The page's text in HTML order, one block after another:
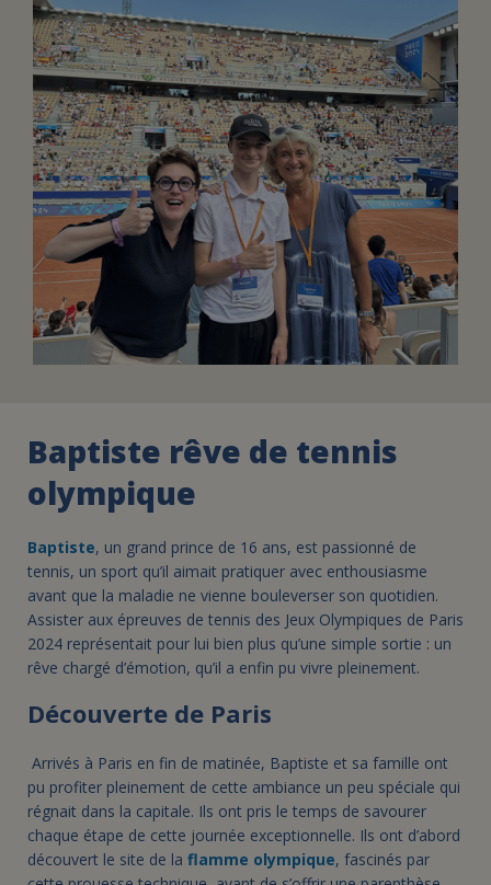
FAIRE UN DON
ASSURANCE VIE/LEGS
ESPACE PRESSE
JE DEVIENS
BÉNÉVOLE
DEVENIR
UN PETIT PRINCE
Baptiste rêve de tennis
olympique
Baptiste, un grand prince de 16 ans, est passionné de
tennis, un sport qu’il aimait pratiquer avec enthousiasme
avant que la maladie ne vienne bouleverser son quotidien.
Assister aux épreuves de tennis des Jeux Olympiques de Paris
2024 représentait pour lui bien plus qu’une simple sortie : un
rêve chargé d’émotion, qu’il a enfin pu vivre pleinement.
Découverte de Paris
Arrivés à Paris en fin de matinée, Baptiste et sa famille ont
pu profiter pleinement de cette ambiance un peu spéciale qui
régnait dans la capitale. Ils ont pris le temps de savourer
chaque étape de cette journée exceptionnelle. Ils ont d’abord
découvert le site de la flamme olympique, fascinés par